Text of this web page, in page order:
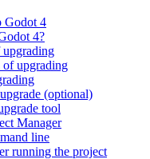
Godot 4
4?
upgrading
of upgrading
(optional)
tool
Manager
line
running the project